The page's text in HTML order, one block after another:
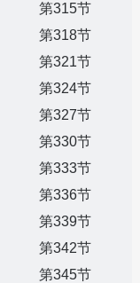
第315节
第318节
第321节
第324节
第327节
第330节
第333节
第336节
第339节
第342节
第345节